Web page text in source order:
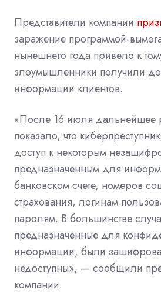
Представители компании
заражение программой-
нынешнего года привело к
злоумышленники получили
информации клиентов.
«После 16 июля дальнейшее
показало, что
доступ к некоторым
предназначенным для
банковском счете, номеров
страхования, логинам
паролям. В большинстве
предназначенные для
информации, были
недоступны», — сообщили
компании.